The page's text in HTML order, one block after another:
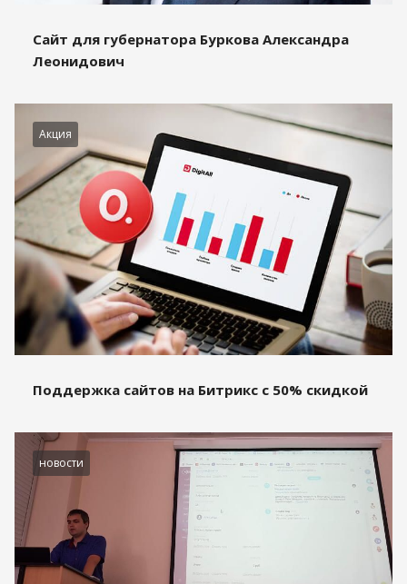
Сайт для губернатора Буркова Александра
Леонидович
Акция
Поддержка сайтов на Битрикс с 50% скидкой
новости